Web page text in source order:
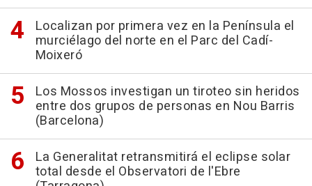
Localizan por primera vez en la Península el
murciélago del norte en el Parc del Cadí-
Moixeró
Los Mossos investigan un tiroteo sin heridos
entre dos grupos de personas en Nou Barris
(Barcelona)
La Generalitat retransmitirá el eclipse solar
total desde el Observatori de l'Ebre